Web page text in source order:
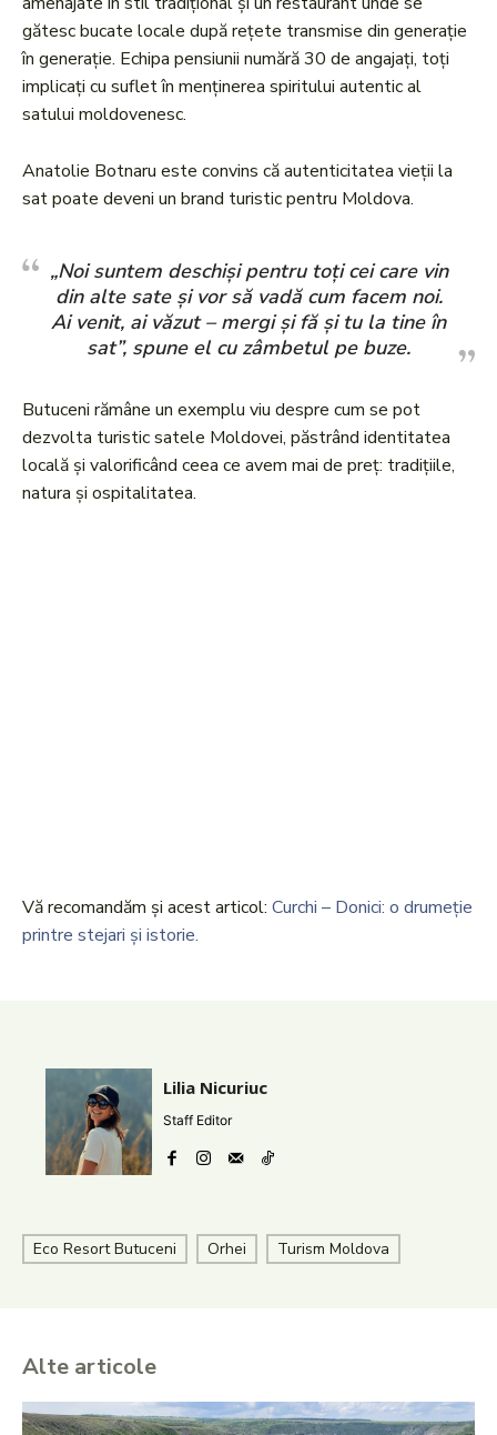
gătesc bucate locale după rețete transmise din generație
în generație. Echipa pensiunii numără 30 de angajați, toți
implicați cu suflet în menținerea spiritului autentic al
satului moldovenesc.
Anatolie Botnaru este convins că autenticitatea vieții la
sat poate deveni un brand turistic pentru Moldova.
„Noi suntem deschiși pentru toți cei care vin
din alte sate și vor să vadă cum facem noi.
Ai venit, ai văzut – mergi și fă și tu la tine în
sat”, spune el cu zâmbetul pe buze.
Butuceni rămâne un exemplu viu despre cum se pot
dezvolta turistic satele Moldovei, păstrând identitatea
locală și valorificând ceea ce avem mai de preț: tradițiile,
natura și ospitalitatea.
Vă recomandăm și acest articol: Curchi – Donici: o drumeție
printre stejari și istorie.
Lilia Nicuriuc
Staff Editor
Eco Resort Butuceni Orhei Turism Moldova
Alte articole